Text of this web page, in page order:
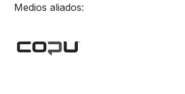
Medios aliados: